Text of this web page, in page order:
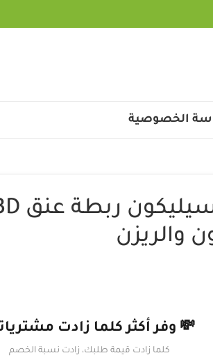
الخصوصية
والريزن
💸 وفر أكثر كلما زادت
كلما زادت قيمة طلبك، زادت نسبة الخصم